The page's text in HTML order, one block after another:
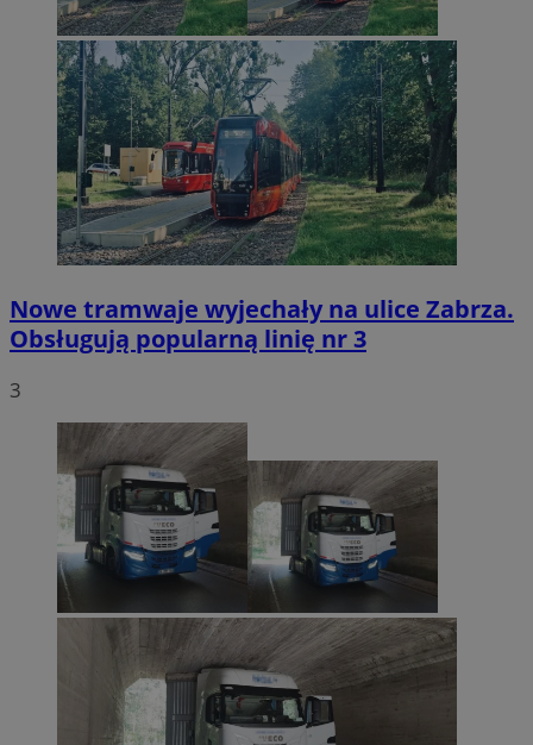
Nowe tramwaje wyjechały na ulice Zabrza.
Obsługują popularną linię nr 3
3